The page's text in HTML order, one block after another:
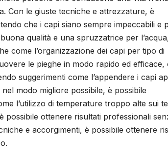
Con le giuste tecniche e attrezzature, è
che i capi siano sempre impeccabili e
qualità e una spruzzatrice per
come l’organizzazione dei capi per tipo di
le pieghe in modo rapido ed efficace,
suggerimenti come l’appendere i capi
modo migliore possibile, è possibile
l’utilizzo di temperature troppo alte sui
possibile ottenere risultati professionali
e accorgimenti, è possibile ottenere